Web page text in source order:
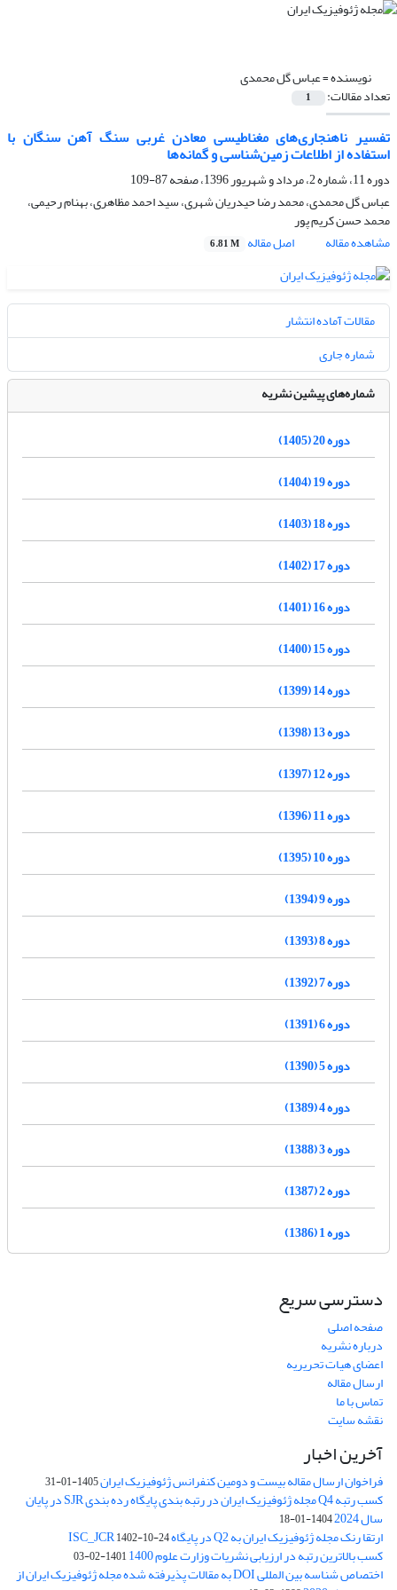
نویسنده =عباس گل محمدی
تعداد مقالات: 1
تفسیر ناهنجاری‌های مغناطیسی معادن غربی سنگ آهن سنگان با
استفاده از اطلاعات زمین‌شناسی و گمانه‌ها
دوره 11، شماره 2، مرداد و شهریور 1396، صفحه
87-109
عباس گل محمدی، محمد رضا حیدریان شهری، سید احمد مظاهری، بهنام رحیمی،
محمد حسن کریم پور
مشاهده مقاله
اصل مقاله 6.81 M
مقالات آماده انتشار
شماره جاری
شماره‌های پیشین نشریه
دوره 20 (1405)
دوره 19 (1404)
دوره 18 (1403)
دوره 17 (1402)
دوره 16 (1401)
دوره 15 (1400)
دوره 14 (1399)
دوره 13 (1398)
دوره 12 (1397)
دوره 11 (1396)
دوره 10 (1395)
دوره 9 (1394)
دوره 8 (1393)
دوره 7 (1392)
دوره 6 (1391)
دوره 5 (1390)
دوره 4 (1389)
دوره 3 (1388)
دوره 2 (1387)
دوره 1 (1386)
دسترسی سریع
صفحه اصلی
درباره نشریه
اعضای هیات تحریریه
ارسال مقاله
تماس با ما
نقشه سایت
آخرین اخبار
فراخوان ارسال مقاله بیست و دومین کنفرانس ژئوفیزیک ایران1405-01-31
کسب رتبه Q4 مجله ژئوفیزیک ایران در رتبه بندی پایگاه رده بندی SJR در پایان
سال 2024 1404-01-18
ارتقا رنک مجله ژئوفیزیک ایران به Q2 در پایگاه ISC_JCR 1402-10-24
کسب بالاترین رتبه در ارزیابی نشریات وزارت علوم 1400 1401-02-03
اختصاص شناسه بین المللی DOI به مقالات پذیرفته شده مجله ژئوفیزیک ایران از